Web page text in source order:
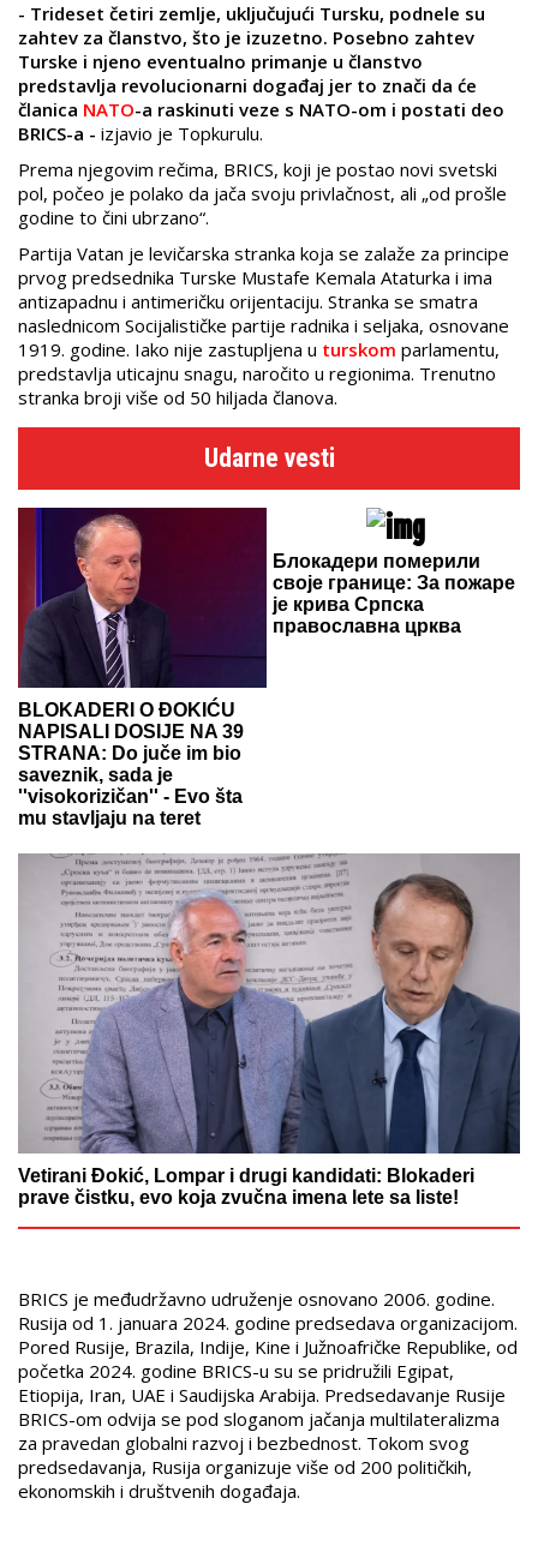
- Trideset četiri zemlje, uključujući Tursku, podnele su
zahtev za članstvo, što je izuzetno. Posebno zahtev
Turske i njeno eventualno primanje u članstvo
predstavlja revolucionarni događaj jer to znači da će
članica NATO-a raskinuti veze s NATO-om i postati deo
BRICS-a - izjavio je Topkurulu.
Prema njegovim rečima, BRICS, koji je postao novi svetski
pol, počeo je polako da jača svoju privlačnost, ali „od prošle
godine to čini ubrzano“.
Partija Vatan je levičarska stranka koja se zalaže za principe
prvog predsednika Turske Mustafe Kemala Ataturka i ima
antizapadnu i antimeričku orijentaciju. Stranka se smatra
naslednicom Socijalističke partije radnika i seljaka, osnovane
1919. godine. Iako nije zastupljena u turskom parlamentu,
predstavlja uticajnu snagu, naročito u regionima. Trenutno
stranka broji više od 50 hiljada članova.
Udarne vesti
BLOKADERI O ĐOKIĆU
NAPISALI DOSIJE NA 39
STRANA: Do juče im bio
saveznik, sada je
''visokorizičan'' - Evo šta
mu stavljaju na teret
Блокадери померили
своје границе: За пожаре
је крива Српска
православна црква
Vetirani Đokić, Lompar i drugi kandidati: Blokaderi
prave čistku, evo koja zvučna imena lete sa liste!
BRICS je međudržavno udruženje osnovano 2006. godine.
Rusija od 1. januara 2024. godine predsedava organizacijom.
Pored Rusije, Brazila, Indije, Kine i Južnoafričke Republike, od
početka 2024. godine BRICS-u su se pridružili Egipat,
Etiopija, Iran, UAE i Saudijska Arabija. Predsedavanje Rusije
BRICS-om odvija se pod sloganom jačanja multilateralizma
za pravedan globalni razvoj i bezbednost. Tokom svog
predsedavanja, Rusija organizuje više od 200 političkih,
ekonomskih i društvenih događaja.